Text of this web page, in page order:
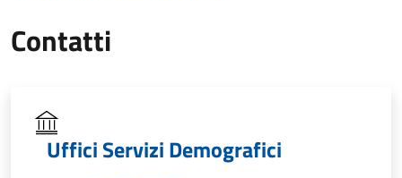
Contatti
Uffici Servizi Demografici